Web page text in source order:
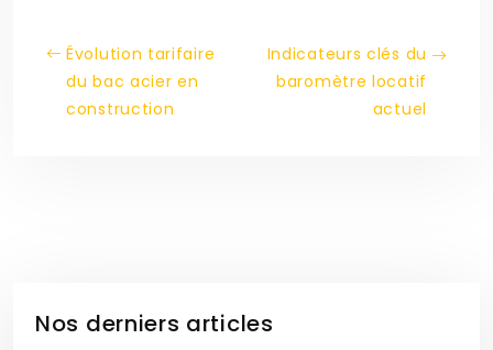
Évolution tarifaire
du bac acier en
construction
Indicateurs clés du
baromètre locatif
actuel
Nos derniers articles